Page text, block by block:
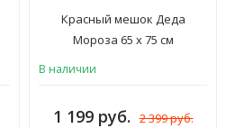
Красный мешок Деда
Мороза 65 х 75 см
В наличии
1 199 руб. 2 399 руб.